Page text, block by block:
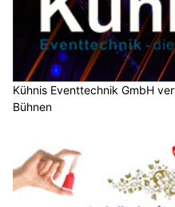
Kühnis Eventtechnik GmbH
Bühnen